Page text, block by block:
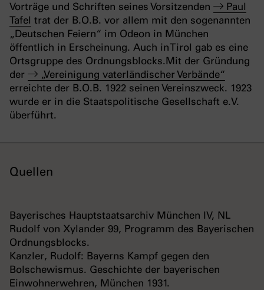
Vorträge und Schriften seines Vorsitzenden
Paul
Tafel trat der B.O.B. vor allem mit den sogenannten
„Deutschen Feiern“ im Odeon in München
öffentlich in Erscheinung. Auch in Tirol gab es eine
Ortsgruppe des Ordnungsblocks.Mit der Gründung
der
„Vereinigung vaterländischer Verbände“
erreichte der B.O.B. 1922 seinen Vereinszweck. 1923
wurde er in die Staatspolitische Gesellschaft e.V.
überführt.
Quellen
Bayerisches Hauptstaatsarchiv München IV, NL
Rudolf von Xylander 99, Programm des Bayerischen
Ordnungsblocks.
Kanzler, Rudolf: Bayerns Kampf gegen den
Bolschewismus. Geschichte der bayerischen
Einwohnerwehren, München 1931.